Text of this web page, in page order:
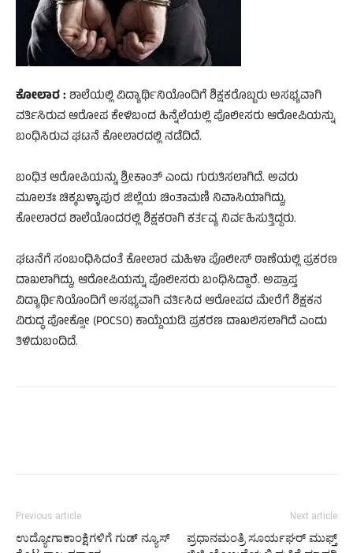
ಕೋಲಾರ : ಶಾಲೆಯಲ್ಲಿ ವಿದ್ಯಾರ್ಥಿನಿಯೊಂದಿಗೆ ಶಿಕ್ಷಕರೊಬ್ಬರು ಅಸಭ್ಯವಾಗಿ
ವರ್ತಿಸಿರುವ ಆರೋಪ ಕೇಳಿಬಂದ ಹಿನ್ನೆಲೆಯಲ್ಲಿ ಪೊಲೀಸರು ಆರೋಪಿಯನ್ನು
ಬಂಧಿಸಿರುವ ಘಟನೆ ಕೋಲಾರದಲ್ಲಿ ನಡೆದಿದೆ.
ಬಂಧಿತ ಆರೋಪಿಯನ್ನು ಶ್ರೀಕಾಂತ್ ಎಂದು ಗುರುತಿಸಲಾಗಿದೆ. ಅವರು
ಮೂಲತಃ ಚಿಕ್ಕಬಳ್ಳಾಪುರ ಜಿಲ್ಲೆಯ ಚಿಂತಾಮಣಿ ನಿವಾಸಿಯಾಗಿದ್ದು,
ಕೋಲಾರದ ಶಾಲೆಯೊಂದರಲ್ಲಿ ಶಿಕ್ಷಕರಾಗಿ ಕರ್ತವ್ಯ ನಿರ್ವಹಿಸುತ್ತಿದ್ದರು.
ಘಟನೆಗೆ ಸಂಬಂಧಿಸಿದಂತೆ ಕೋಲಾರ ಮಹಿಳಾ ಪೊಲೀಸ್ ಠಾಣೆಯಲ್ಲಿ ಪ್ರಕರಣ
ದಾಖಲಾಗಿದ್ದು, ಆರೋಪಿಯನ್ನು ಪೊಲೀಸರು ಬಂಧಿಸಿದ್ದಾರೆ. ಅಪ್ರಾಪ್ತ
ವಿದ್ಯಾರ್ಥಿನಿಯೊಂದಿಗೆ ಅಸಭ್ಯವಾಗಿ ವರ್ತಿಸಿದ ಆರೋಪದ ಮೇರೆಗೆ ಶಿಕ್ಷಕನ
ವಿರುದ್ಧ ಪೋಕ್ಸೋ (POCSO) ಕಾಯ್ದೆಯಡಿ ಪ್ರಕರಣ ದಾಖಲಿಸಲಾಗಿದೆ ಎಂದು
ತಿಳಿದುಬಂದಿದೆ.
Previous article
ಉದ್ಯೋಗಾಕಾಂಕ್ಷಿಗಳಿಗೆ ಗುಡ್‌ ನ್ಯೂಸ್‌
Next article
ಪ್ರಧಾನಮಂತ್ರಿ ಸೂರ್ಯಘರ್‌ ಮುಫ್ತ್‌